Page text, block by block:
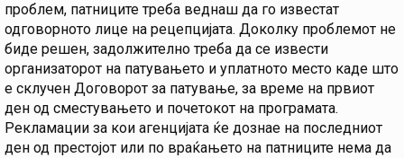
проблем, патниците треба веднаш да го известат
одговорното лице на рецепцијата. Доколку проблемот не
биде решен, задолжително треба да се извести
организаторот на патувањето и уплатното место каде што
е склучен Договорот за патување, за време на првиот
ден од сместувањето и почетокот на програмата.
Рекламации за кои агенцијата ќе дознае на последниот
ден од престојот или по враќањето на патниците нема да